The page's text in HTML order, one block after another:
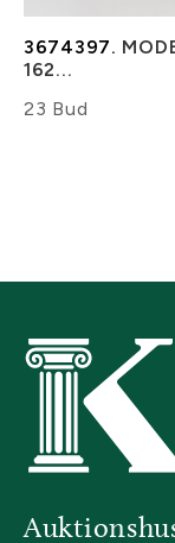
3674397.
162...
23 Bud